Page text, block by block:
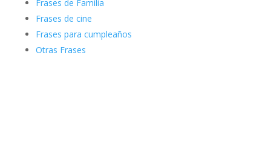
Frases de Familia
Frases de cine
Frases para cumpleaños
Otras Frases